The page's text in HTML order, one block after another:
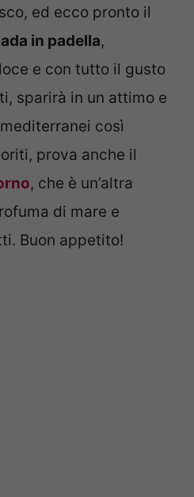
ed ecco pronto il
in padella,
e con tutto il gusto
sparirà in un attimo e
così
prova anche il
, che è un’altra
di mare e
Buon appetito!